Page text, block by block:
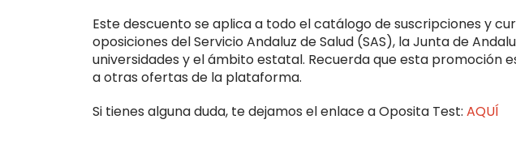
Este descuento se aplica a todo el catálogo de suscripciones y
oposiciones del Servicio Andaluz de Salud (SAS), la Junta de
universidades y el ámbito estatal. Recuerda que esta promoción
a otras ofertas de la plataforma.
Si tienes alguna duda, te dejamos el enlace a Oposita Test: AQUÍ